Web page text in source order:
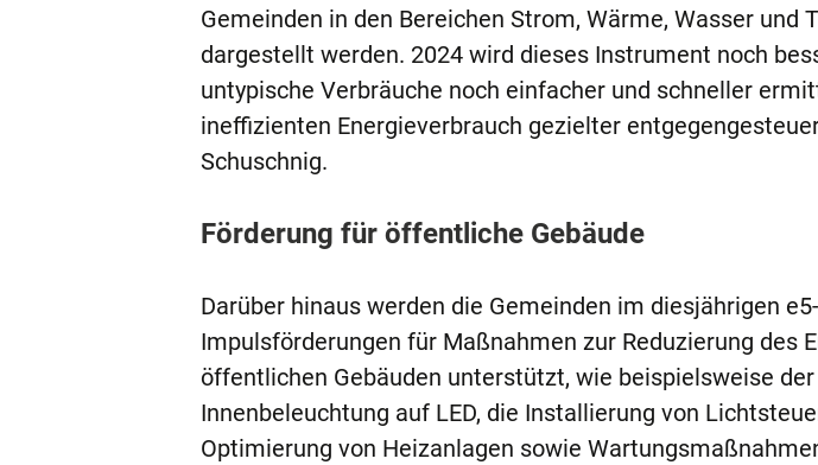
Gemeinden in den Bereichen Strom, Wärme, Wasser und
dargestellt werden. 2024 wird dieses Instrument noch
untypische Verbräuche noch einfacher und schneller
ineffizienten Energieverbrauch gezielter
Schuschnig.
Förderung für öffentliche Gebäude
Darüber hinaus werden die Gemeinden im diesjährigen
Impulsförderungen für Maßnahmen zur Reduzierung des
öffentlichen Gebäuden unterstützt, wie beispielsweise
Innenbeleuchtung auf LED, die Installierung von
Optimierung von Heizanlagen sowie